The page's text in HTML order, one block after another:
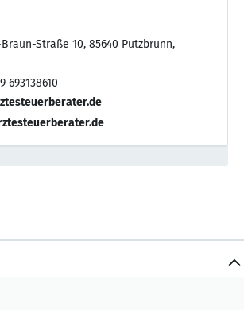
Straße 10, 85640 Putzbrunn,
693138610